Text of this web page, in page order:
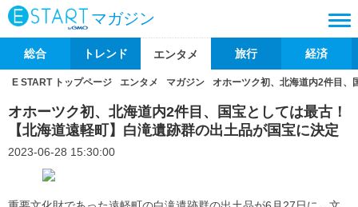
マガジン
総合 トレンド エンタメ 旅行 経済
E START トップページ エンタメ マガジン オホーツク初、北海道内2件目、
オホーツク初、北海道内2件目、国宝としては最古！
【北海道遠軽町】白滝遺跡群の出土品が国宝に決定
2023-06-28 15:30:00